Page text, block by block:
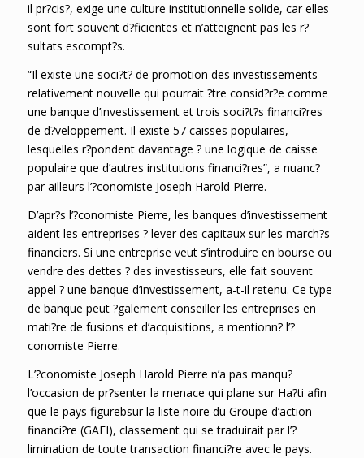
il pr?cis?, exige une culture institutionnelle solide, car elles
sont fort souvent d?ficientes et n’atteignent pas les r?
sultats escompt?s.
“Il existe une soci?t? de promotion des investissements
relativement nouvelle qui pourrait ?tre consid?r?e comme
une banque d’investissement et trois soci?t?s financi?res
de d?veloppement. Il existe 57 caisses populaires,
lesquelles r?pondent davantage ? une logique de caisse
populaire que d’autres institutions financi?res”, a nuanc?
par ailleurs l’?conomiste Joseph Harold Pierre.
D’apr?s l’?conomiste Pierre, les banques d’investissement
aident les entreprises ? lever des capitaux sur les march?s
financiers. Si une entreprise veut s’introduire en bourse ou
vendre des dettes ? des investisseurs, elle fait souvent
appel ? une banque d’investissement, a-t-il retenu. Ce type
de banque peut ?galement conseiller les entreprises en
mati?re de fusions et d’acquisitions, a mentionn? l’?
conomiste Pierre.
L’?conomiste Joseph Harold Pierre n’a pas manqu?
l’occasion de pr?senter la menace qui plane sur Ha?ti afin
que le pays figurebsur la liste noire du Groupe d’action
financi?re (GAFI), classement qui se traduirait par l’?
limination de toute transaction financi?re avec le pays.